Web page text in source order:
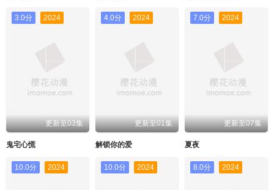
3.0分 2024
更新至03集
鬼宅心慌
4.0分 2024
更新至01集
解锁你的爱
7.0分 2024
更新至07集
夏夜
10.0分 2024 10.0分 2024 8.0分 2024